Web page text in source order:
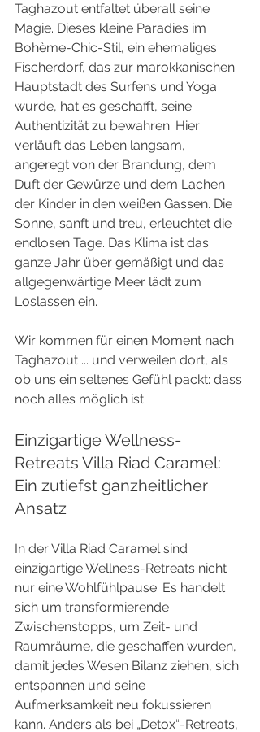
Taghazout entfaltet überall seine
Magie. Dieses kleine Paradies im
Bohème-Chic-Stil, ein ehemaliges
Fischerdorf, das zur marokkanischen
Hauptstadt des Surfens und Yoga
wurde, hat es geschafft, seine
Authentizität zu bewahren. Hier
verläuft das Leben langsam,
angeregt von der Brandung, dem
Duft der Gewürze und dem Lachen
der Kinder in den weißen Gassen. Die
Sonne, sanft und treu, erleuchtet die
endlosen Tage. Das Klima ist das
ganze Jahr über gemäßigt und das
allgegenwärtige Meer lädt zum
Loslassen ein.
Wir kommen für einen Moment nach
Taghazout ... und verweilen dort, als
ob uns ein seltenes Gefühl packt: dass
noch alles möglich ist.
Einzigartige Wellness-
Retreats Villa Riad Caramel:
Ein zutiefst ganzheitlicher
Ansatz
In der Villa Riad Caramel sind
einzigartige Wellness-Retreats nicht
nur eine Wohlfühlpause. Es handelt
sich um transformierende
Zwischenstopps, um Zeit- und
Raumräume, die geschaffen wurden,
damit jedes Wesen Bilanz ziehen, sich
entspannen und seine
Aufmerksamkeit neu fokussieren
kann. Anders als bei „Detox“-Retreats,